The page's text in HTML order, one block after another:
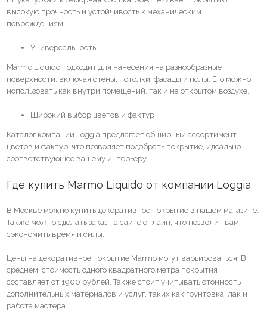
высокую прочность и устойчивость к механическим
повреждениям.
Универсальность
Marmo Liquido подходит для нанесения на разнообразные
поверхности, включая стены, потолки, фасады и полы. Его можно
использовать как внутри помещений, так и на открытом воздухе.
Широкий выбор цветов и фактур
Каталог компании Loggia предлагает обширный ассортимент
цветов и фактур, что позволяет подобрать покрытие, идеально
соответствующее вашему интерьеру.
Где купить Marmo Liquido от компании Loggia
В Москве можно купить декоративное покрытие в нашем магазине.
Также можно сделать заказ на сайте онлайн, что позволит вам
сэкономить время и силы.
Цены на декоративное покрытие Marmo могут варьироваться. В
среднем, стоимость одного квадратного метра покрытия
составляет от 1900 рублей. Также стоит учитывать стоимость
дополнительных материалов и услуг, таких как грунтовка, лак и
работа мастера.